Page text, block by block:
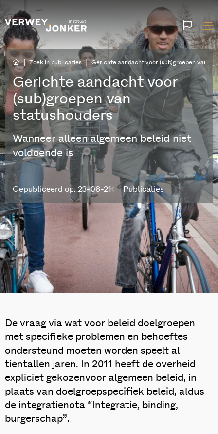
talen
| Zoek in publicaties | Gerichte aandacht voor (sub)groepen van
Gerichte aandacht voor
(sub)groepen van
statushouders
Wanneer alleen algemeen beleid niet
voldoende is
Publicaties
Gepubliceerd op: 23-06-21
De vraag via wat voor beleid doelgroepen
met specifieke problemen en behoeftes
ondersteund moeten worden speelt al
tientallen jaren. In 2011 heeft de overheid
expliciet gekozenvoor algemeen beleid, in
plaats van doelgroepspecifiek beleid, aldus
de integratienota “Integratie, binding,
burgerschap”.